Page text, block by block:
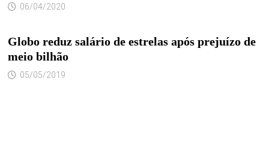
06/04/2020
Globo reduz salário de estrelas após prejuízo de
meio bilhão
05/05/2019